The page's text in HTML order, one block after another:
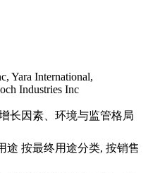
Yara International,
Industries Inc
长因素、环境与监管格局
途 按最终用途分类, 按销售